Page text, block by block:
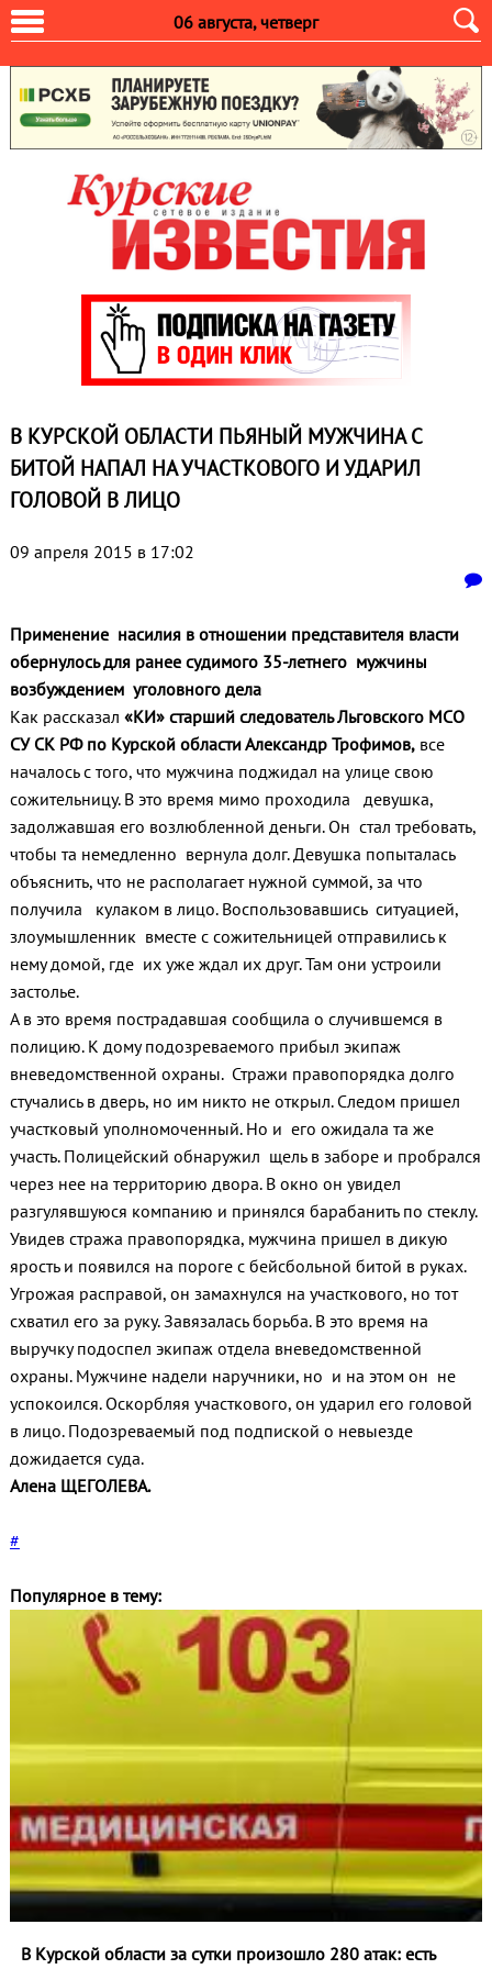
06 августа, четверг
В КУРСКОЙ ОБЛАСТИ ПЬЯНЫЙ МУЖЧИНА С
БИТОЙ НАПАЛ НА УЧАСТКОВОГО И УДАРИЛ
ГОЛОВОЙ В ЛИЦО
09 апреля 2015 в 17:02
Применение насилия в отношении представителя власти
обернулось для ранее судимого 35-летнего мужчины
возбуждением уголовного дела
Как рассказал «КИ» старший следователь Льговского МСО
СУ СК РФ по Курской области Александр Трофимов,все
началось с того, что мужчина поджидал на улице свою
сожительницу. В это время мимо проходила девушка,
задолжавшая его возлюбленной деньги. Он стал требовать,
чтобы та немедленно вернула долг. Девушка попыталась
объяснить, что не располагает нужной суммой, за что
получила кулаком в лицо. Воспользовавшись ситуацией,
злоумышленник вместе с сожительницей отправились к
нему домой, где их уже ждал их друг. Там они устроили
застолье.
А в это время пострадавшая сообщила о случившемся в
полицию. К дому подозреваемого прибыл экипаж
вневедомственной охраны. Стражи правопорядка долго
стучались в дверь, но им никто не открыл. Следом пришел
участковый уполномоченный. Но и его ожидала та же
участь. Полицейский обнаружил щель в заборе и пробрался
через нее на территорию двора. В окно он увидел
разгулявшуюся компанию и принялся барабанить по стеклу.
Увидев стража правопорядка, мужчина пришел в дикую
ярость и появился на пороге с бейсбольной битой в руках.
Угрожая расправой, он замахнулся на участкового, но тот
схватил его за руку. Завязалась борьба. В это время на
выручку подоспел экипаж отдела вневедомственной
охраны. Мужчине надели наручники, но и на этом он не
успокоился. Оскорбляя участкового, он ударил его головой
в лицо. Подозреваемый под подпиской о невыезде
дожидается суда.
Алена ЩЕГОЛЕВА.
#
Популярное в тему:
В Курской области за сутки произошло 280 атак: есть